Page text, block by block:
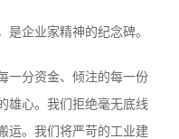
企业家精神的纪念碑。
一分资金、倾注的每一份
雄心。我们拒绝毫无底线
运。我们将严苛的工业建